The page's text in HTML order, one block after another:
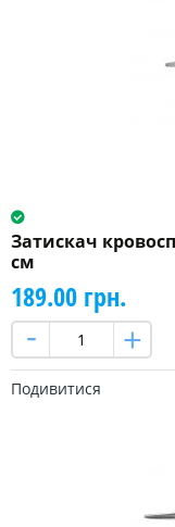
Затискач
см
189.00 грн.
Подивитися